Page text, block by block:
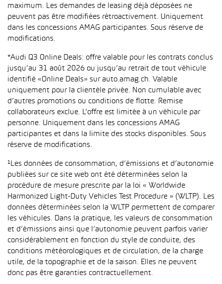
maximum. Les demandes de leasing déjà déposées ne
peuvent pas être modifiées rétroactivement. Uniquement
dans les concessions AMAG participantes. Sous réserve de
modifications.
*Audi Q3 Online Deals: offre valable pour les contrats conclus
jusqu’au 31 août 2026 ou jusqu’au retrait de tout véhicule
identifié «Online Deals» sur auto.amag.ch. Valable
uniquement pour la clientèle privée. Non cumulable avec
d’autres promotions ou conditions de flotte. Remise
collaborateurs exclue. L’offre est limitée à un véhicule par
personne. Uniquement dans les concessions AMAG
participantes et dans la limite des stocks disponibles. Sous
réserve de modifications.
¹Les données de consommation, d’émissions et d’autonomie
publiées sur ce site web ont été déterminées selon la
procédure de mesure prescrite par la loi « Worldwide
Harmonized Light-Duty Vehicles Test Procedure » (WLTP). Les
données déterminées selon la WLTP permettent de comparer
les véhicules. Dans la pratique, les valeurs de consommation
et d’émissions ainsi que l’autonomie peuvent parfois varier
considérablement en fonction du style de conduite, des
conditions météorologiques et de circulation, de la charge
utile, de la topographie et de la saison. Elles ne peuvent
donc pas être garanties contractuellement.